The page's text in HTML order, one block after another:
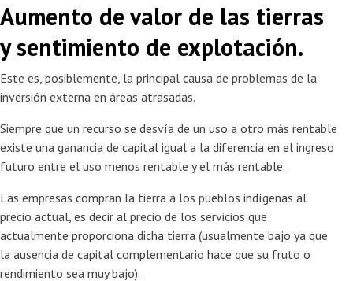
Aumento de valor de las tierras
y sentimiento de explotación.
Este es, posiblemente, la principal causa de problemas de la
inversión externa en áreas atrasadas.
Siempre que un recurso se desvía de un uso a otro más rentable
existe una ganancia de capital igual a la diferencia en el ingreso
futuro entre el uso menos rentable y el más rentable.
Las empresas compran la tierra a los pueblos indígenas al
precio actual, es decir al precio de los servicios que
actualmente proporciona dicha tierra (usualmente bajo ya que
la ausencia de capital complementario hace que su fruto o
rendimiento sea muy bajo).